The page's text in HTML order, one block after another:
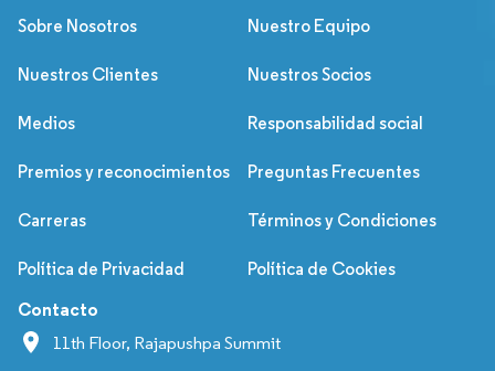
Sobre Nosotros Nuestro Equipo
Nuestros Clientes Nuestros Socios
Medios Responsabilidad social
Premios y reconocimientos Preguntas Frecuentes
Carreras Términos y Condiciones
Política de Privacidad Política de Cookies
Contacto
11th Floor, Rajapushpa Summit